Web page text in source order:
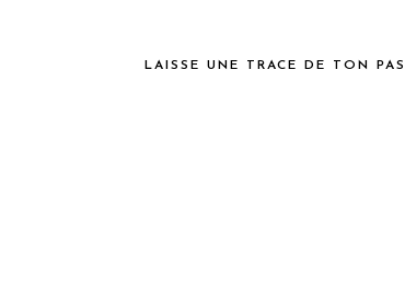
LAISSE UNE TRACE DE TON